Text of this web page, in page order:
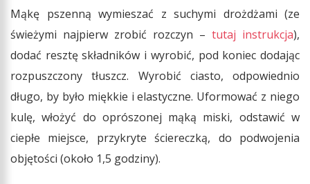
Mąkę pszenną wymieszać z suchymi drożdżami (ze
świeżymi najpierw zrobić rozczyn – tutaj instrukcja),
dodać resztę składników i wyrobić, pod koniec dodając
rozpuszczony tłuszcz. Wyrobić ciasto, odpowiednio
długo, by było miękkie i elastyczne. Uformować z niego
kulę, włożyć do oprószonej mąką miski, odstawić w
ciepłe miejsce, przykryte ściereczką, do podwojenia
objętości (około 1,5 godziny).